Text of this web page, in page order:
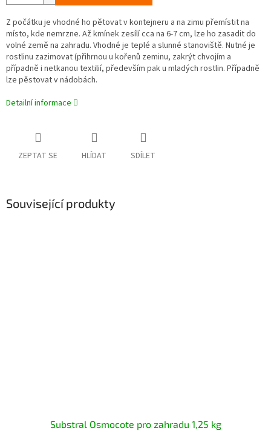
Z počátku je vhodné ho pětovat v kontejneru a na zimu přemístit na
místo, kde nemrzne. Až kmínek zesílí cca na 6-7 cm, lze ho zasadit do
volné země na zahradu. Vhodné je teplé a slunné stanoviště. Nutné je
rostlinu zazimovat (přihrnou u kořenů zeminu, zakrýt chvojím a
případně i netkanou textilií, především pak u mladých rostlin. Případně
lze pěstovat v nádobách.
Detailní informace
ZEPTAT SE HLÍDAT SDÍLET
Související produkty
Substral Osmocote pro zahradu 1,25 kg